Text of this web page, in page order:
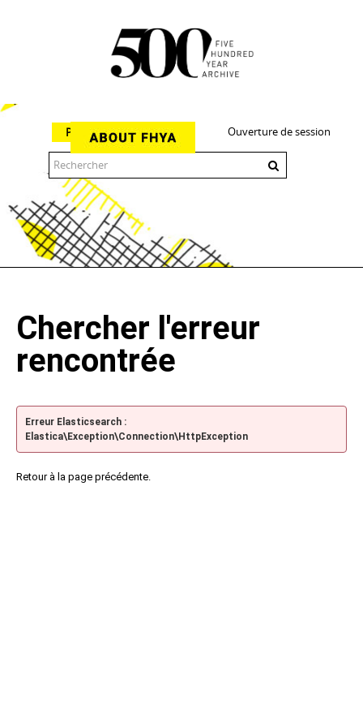
Ouverture de session
Parcourir
Chercher l'erreur
rencontrée
Erreur Elasticsearch :
Elastica\Exception\Connection\HttpException
Retour à la page précédente.